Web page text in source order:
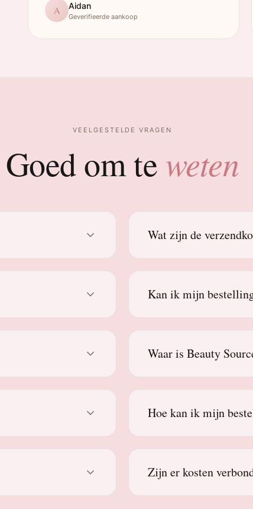
A Aidan
Geverifieerde aankoop
VEELGESTELDE VRAGEN
Goed om te weten
Wat zijn de
Kan ik mijn
Waar is Beauty
Hoe kan ik mijn
Zijn er kosten